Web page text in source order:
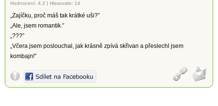
Hodnocení: 4.2 | Hlasovalo: 14
„Zajíčku, proč máš tak krátké uši?”
„Ale, jsem romantik.”
„???”
„Včera jsem poslouchal, jak krásně zpívá skřivan a přeslechl jsem
kombajn!”